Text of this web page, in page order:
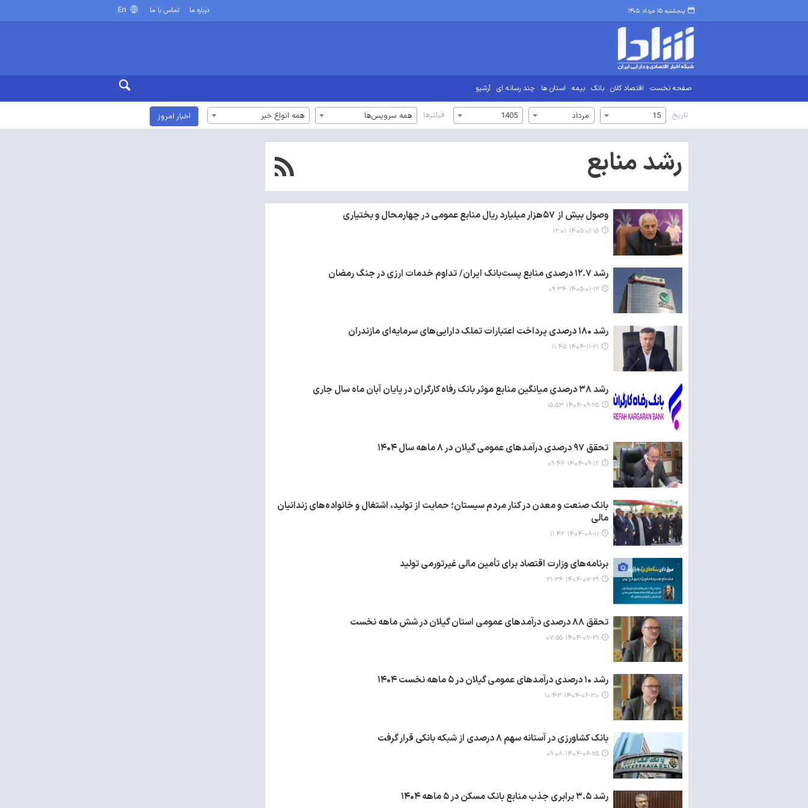
پنجشنبه ۱۵ مرداد ۱۴۰۵ درباره ما تماس با ما
صفحه نخست اقتصاد کلان بانک بیمه استان ها چند رسانه ای آرشیو
تاریخ 15 مرداد 1405 فیلترها همه سرویس‌ها همه انواع خبر اخبار امروز
رشد منابع
وصول بیش از ۵۷هزار میلیارد ریال منابع عمومی در چهارمحال و بختیاری
۱۴۰۵-۰۱-۱۵ ۱۲:۰۱
رشد ۱۲.۷ درصدی منابع پست‌بانک ایران/ تداوم خدمات ارزی در جنگ رمضان
۱۴۰۵-۰۱-۱۲ ۰۹:۳۴
رشد ۱۸۰ درصدی پرداخت اعتبارات تملک دارایی‌های سرمایه‌ای مازندران
۱۴۰۴-۱۱-۲۱ ۱۱:۴۵
رشد ۳۸ درصدی میانگین منابع موثر بانک رفاه کارگران در پایان آبان ماه سال جاری
۱۴۰۴-۰۹-۲۵ ۱۵:۵۳
تحقق ۹۷ درصدی درآمدهای عمومی گیلان در ۸ ماهه سال ۱۴۰۴
۱۴۰۴-۰۹-۱۲ ۰۹:۴۶
بانک صنعت و معدن در کنار مردم سیستان؛ حمایت از تولید، اشتغال و خانواده‌های زندانیان
مالی
۱۴۰۴-۰۸-۱۱ ۱۱:۴۲
برنامه‌های وزارت اقتصاد برای تأمین مالی غیرتورمی تولید
۱۴۰۴-۰۷-۲۹ ۲۱:۳۶
تحقق ۸۸ درصدی درآمدهای عمومی استان گیلان در شش ماهه نخست
۱۴۰۴-۰۷-۲۹ ۰۷:۵۵
رشد ۱۰ درصدی درآمدهای عمومی گیلان در ۵ ماهه نخست ۱۴۰۴
۱۴۰۴-۰۶-۳۰ ۱۰:۴۳
بانک کشاورزی در آستانه سهم ۸ درصدی از شبکه بانکی قرار گرفت
۱۴۰۴-۰۶-۲۵ ۰۹:۰۸
رشد ۳.۵ برابری جذب منابع بانک مسکن در ۵ ماهه ۱۴۰۴